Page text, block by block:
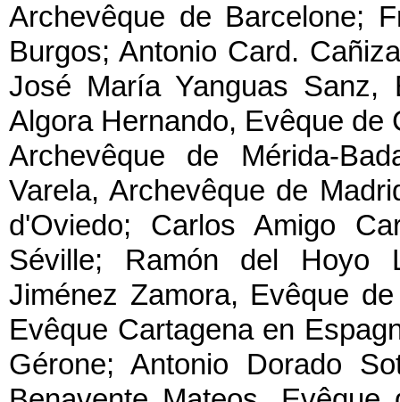
Archevêque de Barcelone;
Burgos; Antonio Card.
José María Yanguas Sanz,
Algora Hernando, Evêque de
Archevêque de Mérida-
Varela, Archevêque de
d'Oviedo; Carlos Amigo
Séville; Ramón del Hoyo
Jiménez Zamora, Evêque
Evêque Cartagena en
Gérone; Antonio Dorado